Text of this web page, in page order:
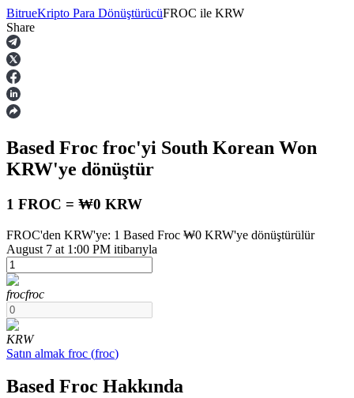
Vadeli İşlemler
USDT Vadeli İşlemleri
BitrueKripto Para DönüştürücüFROC ile KRW
Share
Based Froc froc'yi South Korean Won
KRW'ye dönüştür
1 FROC = ₩0 KRW
FROC'den KRW'ye: 1 Based Froc ₩0 KRW'ye dönüştürülür
August 7 at 1:00 PM itibarıyla
frocfroc
KRW
Satın almak froc (froc)
Based Froc Hakkında